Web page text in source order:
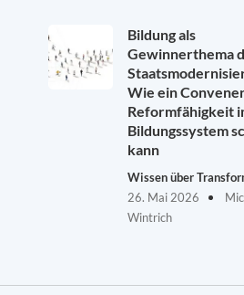
Bildung als
Gewinnerthema
Wie ein
Reformfähigkeit
Bildungssystem
kann
Wissen über
26. Mai 2026
Wintrich